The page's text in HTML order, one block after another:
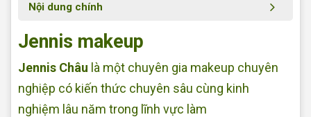
Nội dung chính
Jennis makeup
Jennis Châu là một chuyên gia makeup chuyên
nghiệp có kiến thức chuyên sâu cùng kinh
nghiệm lâu năm trong lĩnh vực làm